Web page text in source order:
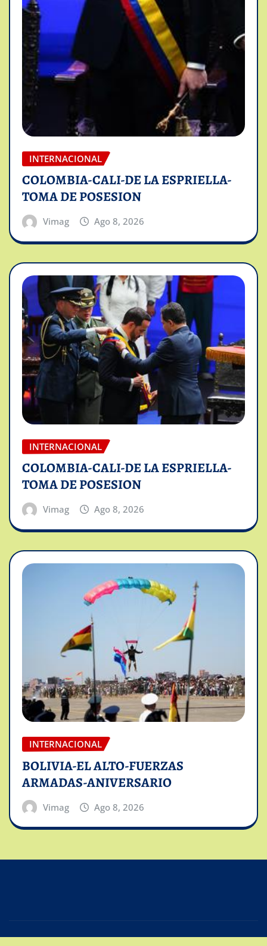
INTERNACIONAL
COLOMBIA-CALI-DE LA ESPRIELLA-
TOMA DE POSESION
Vimag Ago 8, 2026
INTERNACIONAL
COLOMBIA-CALI-DE LA ESPRIELLA-
TOMA DE POSESION
Vimag Ago 8, 2026
INTERNACIONAL
BOLIVIA-EL ALTO-FUERZAS
ARMADAS-ANIVERSARIO
Vimag Ago 8, 2026